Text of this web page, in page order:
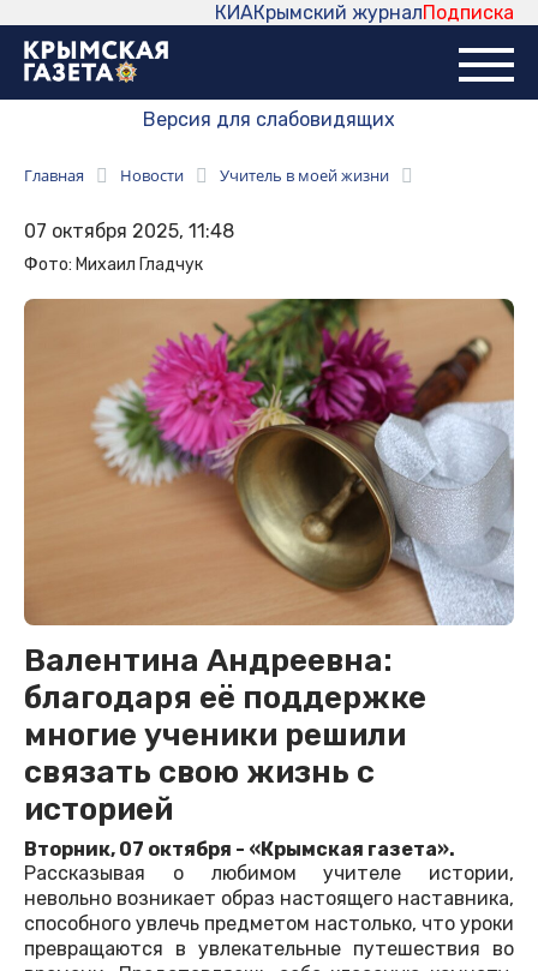
Подписка
Крымский журнал
КИА
Версия для слабовидящих
Главная Новости Учитель в моей жизни
07 октября 2025, 11:48
Фото: Михаил Гладчук
Валентина Андреевна:
благодаря её поддержке
многие ученики решили
связать свою жизнь с
историей
Вторник, 07 октября - «Крымская газета».
Рассказывая о любимом учителе истории,
невольно возникает образ настоящего наставника,
способного увлечь предметом настолько, что уроки
превращаются в увлекательные путешествия во